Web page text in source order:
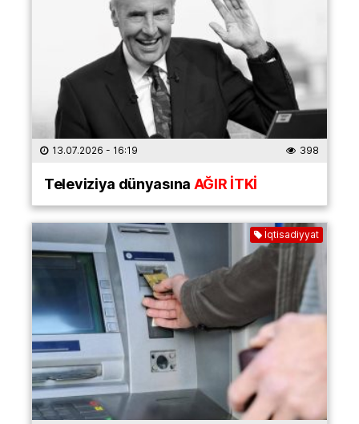
13.07.2026 - 16:19 398
Televiziya dünyasınaAĞIR İTKİ
İqtisadiyyat